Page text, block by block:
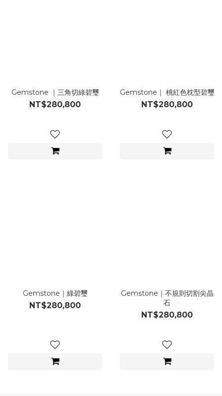
Gemstone ｜三角切綠碧璽
NT$280,800
Gemstone｜ 桃紅色枕型碧璽
NT$280,800
Gemstone｜綠碧璽
NT$280,800
Gemstone｜不規則切割尖晶
石
NT$280,800